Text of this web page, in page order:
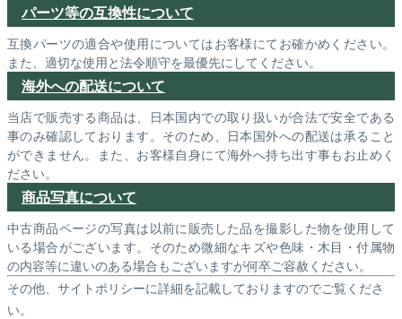
パーツ等の互換性について
互換パーツの適合や使用についてはお客様にてお確かめください。
また、適切な使用と法令順守を最優先にしてください。
海外への配送について
当店で販売する商品は、日本国内での取り扱いが合法で安全である
事のみ確認しております。そのため、日本国外への配送は承ること
ができません。また、お客様自身にて海外へ持ち出す事もお止めく
ださい。
商品写真について
中古商品ページの写真は以前に販売した品を撮影した物を使用して
いる場合がございます。そのため微細なキズや色味・木目・付属物
の内容等に違いのある場合もございますが何卒ご容赦ください。
その他、サイトポリシーに詳細を記載しておりますのでご覧くださ
い。